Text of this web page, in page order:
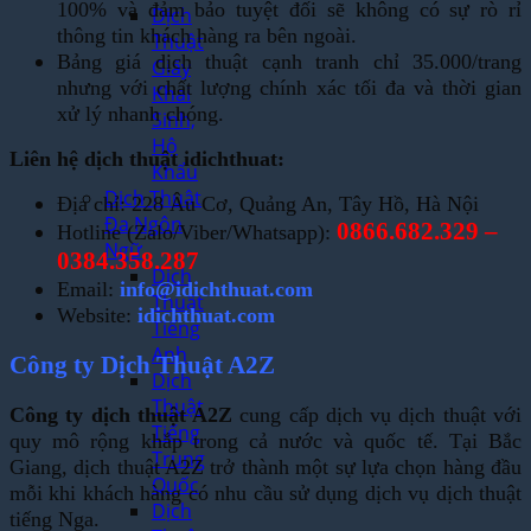
Dịch
Thuật
Giấy
Khai
Sinh,
Hộ
Khẩu
Dịch Thuật
Đa Ngôn
Ngữ
Dịch
Thuật
Tiếng
Anh
Dịch
Thuật
Tiếng
Trung
Quốc
Dịch
100% và đảm bảo tuyệt đối sẽ không có sự rò rỉ
thông tin khách hàng ra bên ngoài.
Bảng giá dịch thuật cạnh tranh chỉ 35.000/trang
nhưng với chất lượng chính xác tối đa và thời gian
xử lý nhanh chóng.
Liên hệ dịch thuật idichthuat:
Địa chỉ: 228 Âu Cơ, Quảng An, Tây Hồ, Hà Nội
Hotline (Zalo/Viber/Whatsapp): 0866.682.329 –
0384.358.287
Email: info@idichthuat.com
Website: idichthuat.com
Công ty Dịch Thuật A2Z
Công ty dịch thuật A2Z cung cấp dịch vụ dịch thuật với
quy mô rộng khắp trong cả nước và quốc tế. Tại Bắc
Giang, dịch thuật A2Z trở thành một sự lựa chọn hàng đầu
mỗi khi khách hàng có nhu cầu sử dụng dịch vụ dịch thuật
tiếng Nga.